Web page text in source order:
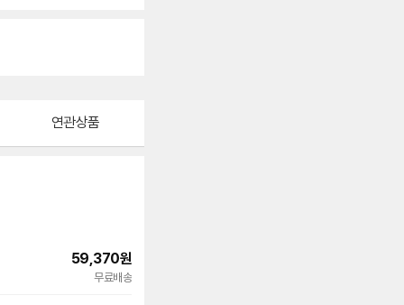
연관상품
59,370원
무료배송